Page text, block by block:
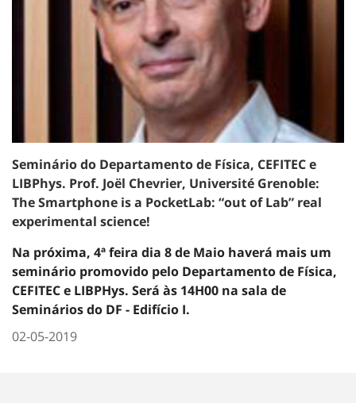
Seminário do Departamento de Física, CEFITEC e
LIBPhys. Prof. Joël Chevrier, Université Grenoble:
The Smartphone is a PocketLab: “out of Lab” real
experimental science!
Na próxima, 4ª feira dia 8 de Maio haverá mais um
seminário promovido pelo Departamento de Física,
CEFITEC e LIBPHys. Será às 14H00 na sala de
Seminários do DF - Edifício I.
02-05-2019